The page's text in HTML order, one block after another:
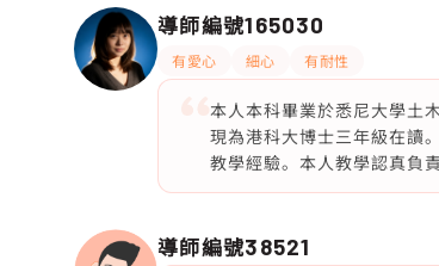
導師編號165030
有愛心 細心 有耐性
本人本科畢業於悉尼大學土
現為港科大博士三年級在讀
教學經驗。本人教學認真負
導師編號38521